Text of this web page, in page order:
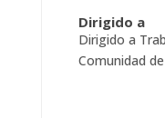
Dirigido a
Dirigido a
Comunidad